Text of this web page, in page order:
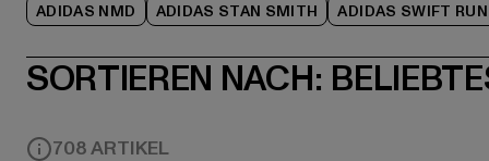
ADIDAS NMD ADIDAS STAN SMITH ADIDAS SWIFT RUN
SORTIEREN NACH:
708 ARTIKEL